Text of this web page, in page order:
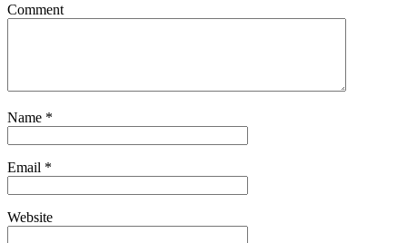
Comment
Name *
Email *
Website